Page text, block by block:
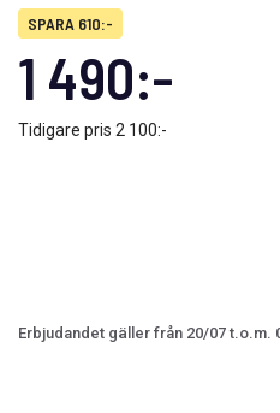
SPARA 610:-
1 490:-
Tidigare pris 2 100:-
Erbjudandet gäller från 20/07 t.o.m.